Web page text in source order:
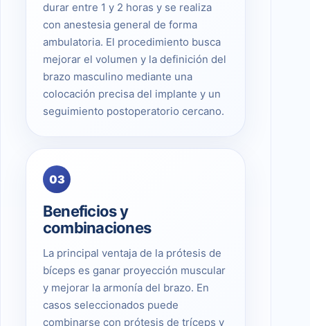
durar entre 1 y 2 horas y se realiza
con anestesia general de forma
ambulatoria. El procedimiento busca
mejorar el volumen y la definición del
brazo masculino mediante una
colocación precisa del implante y un
seguimiento postoperatorio cercano.
03
Beneficios y
combinaciones
La principal ventaja de la prótesis de
bíceps es ganar proyección muscular
y mejorar la armonía del brazo. En
casos seleccionados puede
combinarse con prótesis de tríceps y